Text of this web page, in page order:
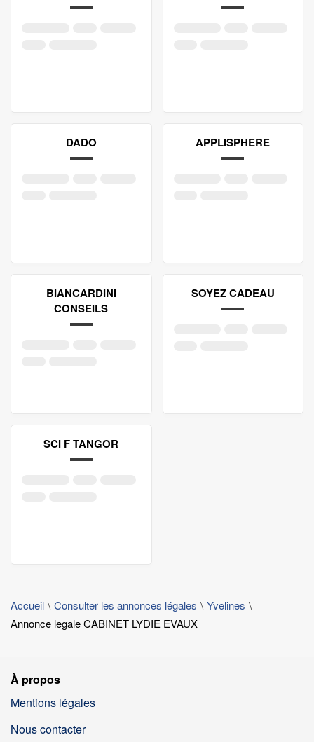
DADO APPLISPHERE
BIANCARDINI
CONSEILS
SOYEZ CADEAU
SCI F TANGOR
Accueil Consulter les annonces légales
Yvelines
Annonce legale CABINET LYDIE EVAUX
À propos
Mentions légales
Nous contacter